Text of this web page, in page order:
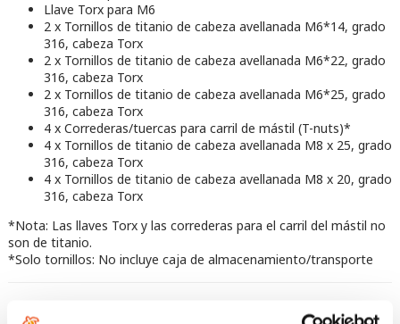
Llave Torx para M6
2 x Tornillos de titanio de cabeza avellanada M6*14, grado
316, cabeza Torx
2 x Tornillos de titanio de cabeza avellanada M6*22, grado
316, cabeza Torx
2 x Tornillos de titanio de cabeza avellanada M6*25, grado
316, cabeza Torx
4 x Correderas/tuercas para carril de mástil (T-nuts)*
4 x Tornillos de titanio de cabeza avellanada M8 x 25, grado
316, cabeza Torx
4 x Tornillos de titanio de cabeza avellanada M8 x 20, grado
316, cabeza Torx
*Nota: Las llaves Torx y las correderas para el carril del mástil no
son de titanio.
*Solo tornillos: No incluye caja de almacenamiento/transporte